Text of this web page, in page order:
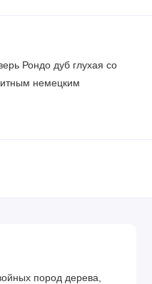
Рондо дуб глухая со
немецким
пород дерева,